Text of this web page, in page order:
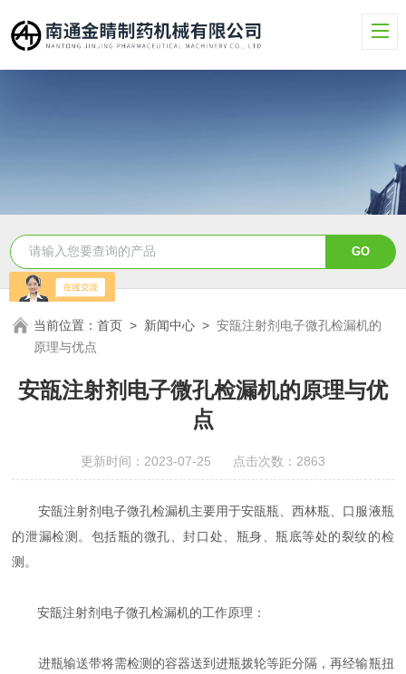
当前位置：首页 > 新闻中心 >安瓿注射剂电子微孔检漏机的
原理与优点
安瓿注射剂电子微孔检漏机的原理与优
点
更新时间：2023-07-25 点击次数：2863
安瓿注射剂电子微孔检漏机主要用于安瓿瓶、西林瓶、口服液瓶
的泄漏检测。包括瓶的微孔、封口处、瓶身、瓶底等处的裂纹的检
测。
安瓿注射剂电子微孔检漏机的工作原理：
进瓶输送带将需检测的容器送到进瓶拨轮等距分隔，再经输瓶扭